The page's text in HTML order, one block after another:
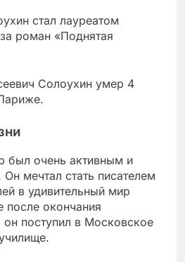
стал лауреатом
роман «Поднятая
Солоухин умер 4
был очень активным и
мечтал стать писателем
в удивительный мир
после окончания
поступил в Московское